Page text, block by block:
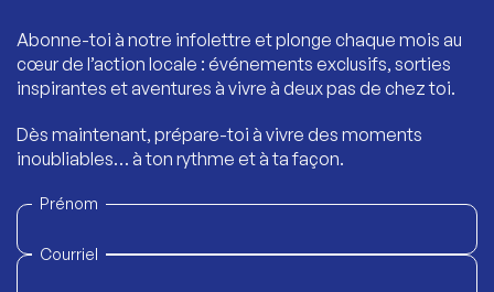
Abonne-toi à notre infolettre et plonge chaque mois au
cœur de l’action locale : événements exclusifs, sorties
inspirantes et aventures à vivre à deux pas de chez toi.
Dès maintenant, prépare-toi à vivre des moments
inoubliables… à ton rythme et à ta façon.
Prénom
Courriel